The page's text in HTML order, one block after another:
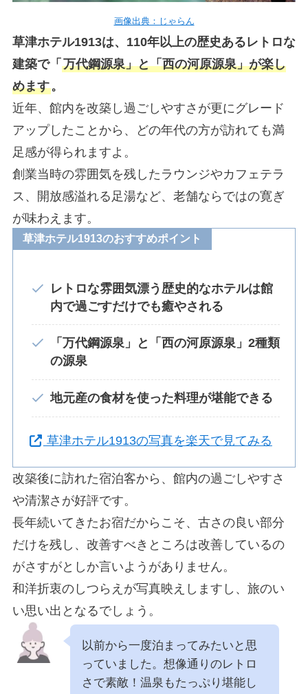
画像出典：じゃらん
草津ホテル1913は、110年以上の歴史あるレトロな
建築で「 万代鋼源泉」と「西の河原源泉」が楽し
めます。
近年、館内を改築し過ごしやすさが更にグレード
アップしたことから、どの年代の方が訪れても満
足感が得られますよ。
創業当時の雰囲気を残したラウンジやカフェテラ
ス、開放感溢れる足湯など、老舗ならではの寛ぎ
が味わえます。
草津ホテル1913のおすすめポイント
レトロな雰囲気漂う歴史的なホテルは館
内で過ごすだけでも癒やされる
「万代鋼源泉」と「西の河原源泉」2種類
の源泉
地元産の食材を使った料理が堪能できる
草津ホテル1913の写真を楽天で見てみる
改築後に訪れた宿泊客から、館内の過ごしやすさ
や清潔さが好評です。
長年続いてきたお宿だからこそ、古さの良い部分
だけを残し、改善すべきところは改善しているの
がさすがとしか言いようがありません。
和洋折衷のしつらえが写真映えしますし、旅のい
い思い出となるでしょう。
以前から一度泊まってみたいと思
っていました。想像通りのレトロ
さで素敵！温泉もたっぷり堪能し